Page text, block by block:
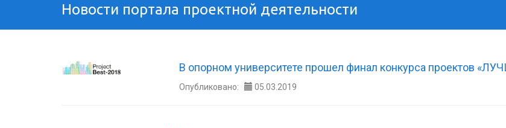
Новости портала проектной деятельности
В опорном университете прошел финал конкурса проектов
Опубликовано: 05.03.2019